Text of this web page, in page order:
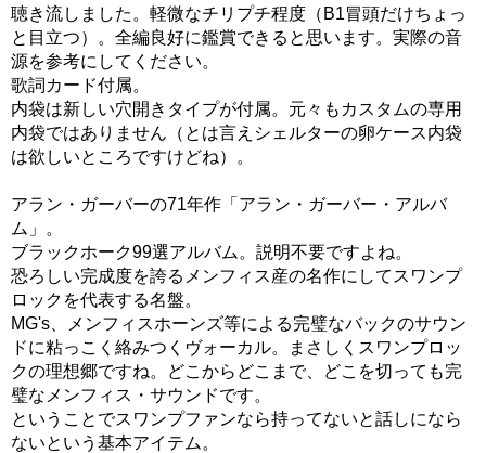
聴き流しました。軽微なチリプチ程度（B1冒頭だけちょっ
と目立つ）。全編良好に鑑賞できると思います。実際の音
源を参考にしてください。
歌詞カード付属。
内袋は新しい穴開きタイプが付属。元々もカスタムの専用
内袋ではありません（とは言えシェルターの卵ケース内袋
は欲しいところですけどね）。
アラン・ガーバーの71年作「アラン・ガーバー・アルバ
ム」。
ブラックホーク99選アルバム。説明不要ですよね。
恐ろしい完成度を誇るメンフィス産の名作にしてスワンプ
ロックを代表する名盤。
MG's、メンフィスホーンズ等による完璧なバックのサウン
ドに粘っこく絡みつくヴォーカル。まさしくスワンプロッ
クの理想郷ですね。どこからどこまで、どこを切っても完
璧なメンフィス・サウンドです。
ということでスワンプファンなら持ってないと話しになら
ないという基本アイテム。